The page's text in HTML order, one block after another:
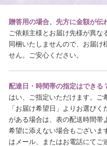
贈答用の場合、先方に金額が伝
ご依頼主様とお届け先様が異な
同梱いたしませんので、お届け
せん。ご安心ください。
配達日・時間帯の指定はできる
はい、ご指定いただけます。ご
「お届け希望日」よりお選び
がある場合は、表の配送時間帯
希望に添えない場合もございま
はメール、またはお電話にてご